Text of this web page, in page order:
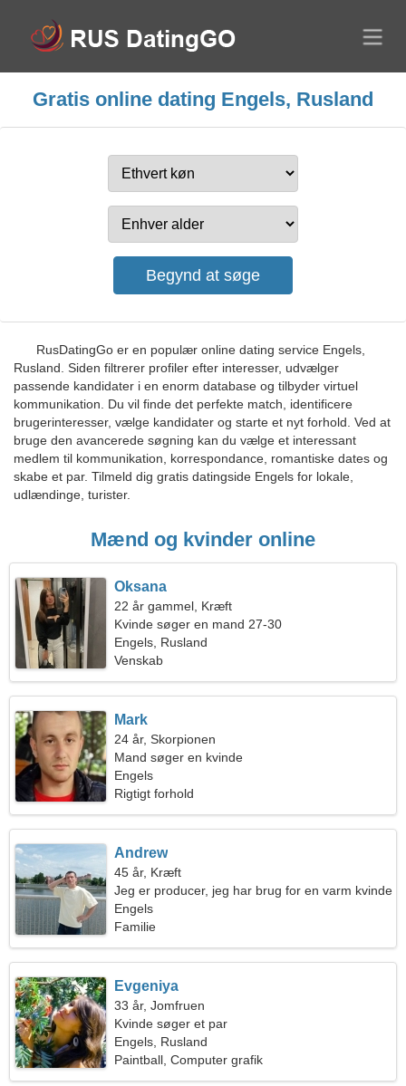
Gratis online dating Engels, Rusland
RusDatingGo er en populær online dating service Engels,
Rusland. Siden filtrerer profiler efter interesser, udvælger
passende kandidater i en enorm database og tilbyder virtuel
kommunikation. Du vil finde det perfekte match, identificere
brugerinteresser, vælge kandidater og starte et nyt forhold. Ved at
bruge den avancerede søgning kan du vælge et interessant
medlem til kommunikation, korrespondance, romantiske dates og
skabe et par. Tilmeld dig gratis datingside Engels for lokale,
udlændinge, turister.
Mænd og kvinder online
Oksana
22 år gammel, Kræft
Kvinde søger en mand 27-30
Engels, Rusland
Venskab
Mark
24 år, Skorpionen
Mand søger en kvinde
Engels
Rigtigt forhold
Andrew
45 år, Kræft
Jeg er producer, jeg har brug for en varm kvinde
Engels
Familie
Evgeniya
33 år, Jomfruen
Kvinde søger et par
Engels, Rusland
Paintball, Computer grafik